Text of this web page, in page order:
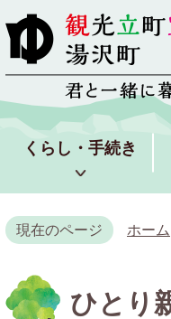
くらし・手続き
現在のページ ホーム
ひとり